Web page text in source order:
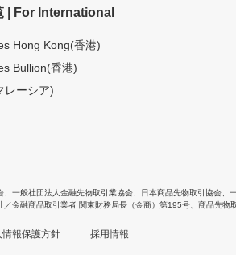
| For International
Hong Kong(香港)
Bullion(香港)
レーシア)
一般社団法人金融先物取引業協会 日本商品先物取引協会
／金融商品取引業者 関東財務局長（金商）第195号、商品先物
情報保護方針 採用情報